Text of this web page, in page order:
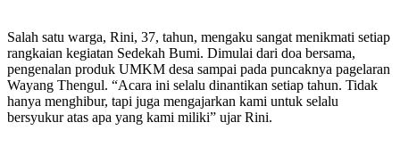
Salah satu warga, Rini, 37, tahun, mengaku sangat menikmati setiap
rangkaian kegiatan Sedekah Bumi. Dimulai dari doa bersama,
pengenalan produk UMKM desa sampai pada puncaknya pagelaran
Wayang Thengul. “Acara ini selalu dinantikan setiap tahun. Tidak
hanya menghibur, tapi juga mengajarkan kami untuk selalu
bersyukur atas apa yang kami miliki” ujar Rini.